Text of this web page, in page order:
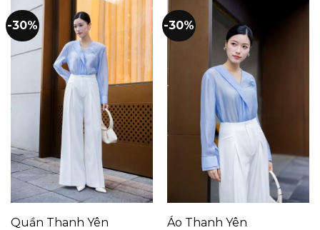
-30%
Quần Thanh Yên
-30%
Áo Thanh Yên